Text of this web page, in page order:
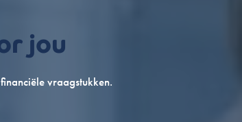
jou
vraagstukken.